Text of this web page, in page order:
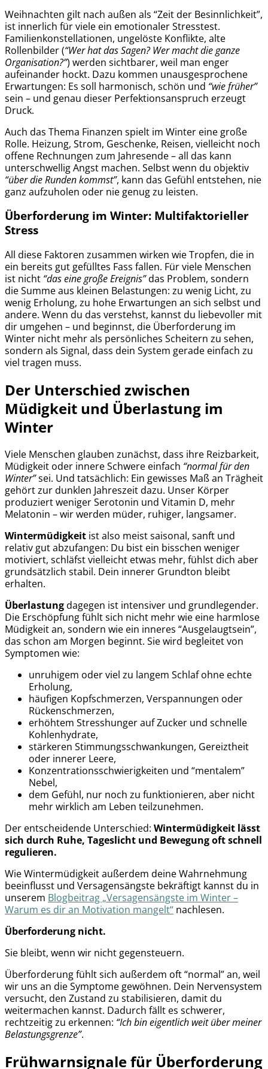
Weihnachten gilt nach außen als “Zeit der Besinnlichkeit”,
ist innerlich für viele ein emotionaler Stresstest.
Familienkonstellationen, ungelöste Konflikte, alte
Rollenbilder (“Wer hat das Sagen? Wer macht die ganze
Organisation?”) werden sichtbarer, weil man enger
aufeinander hockt. Dazu kommen unausgesprochene
Erwartungen: Es soll harmonisch, schön und “wie früher”
sein – und genau dieser Perfektionsanspruch erzeugt
Druck.
Auch das Thema Finanzen spielt im Winter eine große
Rolle. Heizung, Strom, Geschenke, Reisen, vielleicht noch
offene Rechnungen zum Jahresende – all das kann
unterschwellig Angst machen. Selbst wenn du objektiv
“über die Runden kommst”, kann das Gefühl entstehen, nie
ganz aufzuholen oder nie genug zu leisten.
Überforderung im Winter: Multifaktorieller
Stress
All diese Faktoren zusammen wirken wie Tropfen, die in
ein bereits gut gefülltes Fass fallen. Für viele Menschen
ist nicht “das eine große Ereignis”das Problem, sondern
die Summe aus kleinen Belastungen: zu wenig Licht, zu
wenig Erholung, zu hohe Erwartungen an sich selbst und
andere. Wenn du das verstehst, kannst du liebevoller mit
dir umgehen – und beginnst, die Überforderung im
Winter nicht mehr als persönliches Scheitern zu sehen,
sondern als Signal, dass dein System gerade einfach zu
viel tragen muss.
Der Unterschied zwischen
Müdigkeit und Überlastung im
Winter
Viele Menschen glauben zunächst, dass ihre Reizbarkeit,
Müdigkeit oder innere Schwere einfach “normal für den
Winter”sei. Und tatsächlich: Ein gewisses Maß an Trägheit
gehört zur dunklen Jahreszeit dazu. Unser Körper
produziert weniger Serotonin und Vitamin D, mehr
Melatonin – wir werden müder, ruhiger, langsamer.
Wintermüdigkeit ist also meist saisonal, sanft und
relativ gut abzufangen: Du bist ein bisschen weniger
motiviert, schläfst vielleicht etwas mehr, fühlst dich aber
grundsätzlich stabil. Dein innerer Grundton bleibt
erhalten.
Überlastungdagegen ist intensiver und grundlegender.
Die Erschöpfung fühlt sich nicht mehr wie eine harmlose
Müdigkeit an, sondern wie ein inneres “Ausgelaugtsein”,
das schon am Morgen beginnt. Sie wird begleitet von
Symptomen wie:
unruhigem oder viel zu langem Schlaf ohne echte
Erholung,
häufigen Kopfschmerzen, Verspannungen oder
Rückenschmerzen,
erhöhtem Stresshunger auf Zucker und schnelle
Kohlenhydrate,
stärkeren Stimmungsschwankungen, Gereiztheit
oder innerer Leere,
Konzentrationsschwierigkeiten und “mentalem”
Nebel,
dem Gefühl, nur noch zu funktionieren, aber nicht
mehr wirklich am Leben teilzunehmen.
Der entscheidende Unterschied: Wintermüdigkeit lässt
sich durch Ruhe, Tageslicht und Bewegung oft schnell
regulieren.
Wie Wintermüdigkeit außerdem deine Wahrnehmung
beeinflusst und Versagensängste bekräftigt kannst du in
unserem Blogbeitrag „Versagensängste im Winter –
Warum es dir an Motivation mangelt“ nachlesen.
Überforderung nicht.
Sie bleibt, wenn wir nicht gegensteuern.
Überforderung fühlt sich außerdem oft “normal” an, weil
wir uns an die Symptome gewöhnen. Dein Nervensystem
versucht, den Zustand zu stabilisieren, damit du
weitermachen kannst. Dadurch fällt es schwerer,
rechtzeitig zu erkennen: “Ich bin eigentlich weit über meiner
Belastungsgrenze”.
Frühwarnsignale für Überforderung